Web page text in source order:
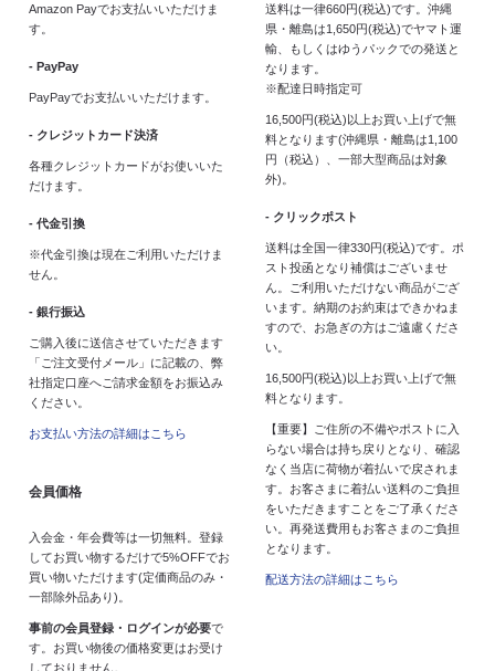
Amazon Payでお支払いいただけま
す。
- PayPay
PayPayでお支払いいただけます。
- クレジットカード決済
各種クレジットカードがお使いいた
だけます。
- 代金引換
※代金引換は現在ご利用いただけま
せん。
- 銀行振込
ご購入後に送信させていただきます
「ご注文受付メール」に記載の、弊
社指定口座へご請求金額をお振込み
ください。
お支払い方法の詳細はこちら
会員価格
入会金・年会費等は一切無料。登録
してお買い物するだけで5%OFFでお
買い物いただけます(定価商品のみ・
一部除外品あり)。
事前の会員登録・ログインが必要で
す。お買い物後の価格変更はお受け
しておりません。
送料は一律660円(税込)です。沖縄
県・離島は1,650円(税込)でヤマト運
輸、もしくはゆうパックでの発送と
なります。
※配達日時指定可
16,500円(税込)以上お買い上げで無
料となります(沖縄県・離島は1,100
円（税込）、一部大型商品は対象
外)。
- クリックポスト
送料は全国一律330円(税込)です。ポ
スト投函となり補償はございませ
ん。ご利用いただけない商品がござ
います。納期のお約束はできかねま
すので、お急ぎの方はご遠慮くださ
い。
16,500円(税込)以上お買い上げで無
料となります。
【重要】ご住所の不備やポストに入
らない場合は持ち戻りとなり、確認
なく当店に荷物が着払いで戻されま
す。お客さまに着払い送料のご負担
をいただきますことをご了承くださ
い。再発送費用もお客さまのご負担
となります。
配送方法の詳細はこちら